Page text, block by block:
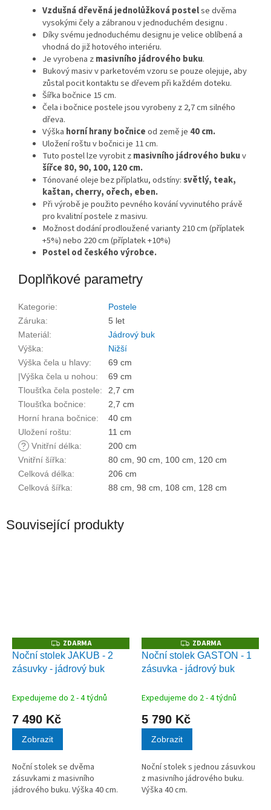
Vzdušná dřevěná jednolůžková postelse dvěma
vysokými čely a zábranou v jednoduchém designu .
Díky svému jednoduchému designu je velice oblíbená a
vhodná do již hotového interiéru.
Je vyrobena zmasivního jádrového buku.
Bukový masiv v parketovém vzoru se pouze olejuje, aby
zůstal pocit kontaktu se dřevem při každém doteku.
Šířka bočnice 15 cm.
Čela i bočnice postele jsou vyrobeny z 2,7 cm silného
dřeva.
Výška horní hrany bočniceod země je 40 cm.
Uložení roštu v bočnici je 11 cm.
Tuto postel lze vyrobit zmasivního jádrového bukuv
šířce 80, 90, 100, 120 cm.
Tónované oleje bez příplatku, odstíny:světlý, teak,
kaštan, cherry, ořech, eben.
Při výrobě je použito pevného kování vyvinutého právě
pro kvalitní postele z masivu.
Možnost dodání prodloužené varianty 210 cm (příplatek
+5%) nebo 220 cm (příplatek +10%)
Postel od českého výrobce.
Doplňkové parametry
Kategorie:
Postele
Záruka:
5 let
Materiál:
Jádrový buk
Výška:
Nižší
Výška čela u hlavy:
69 cm
|Výška čela u nohou:
69 cm
Tloušťka čela postele:
2,7 cm
Tloušťka bočnice:
2,7 cm
Horní hrana bočnice:
40 cm
Uložení roštu:
11 cm
? Vnitřní délka:
200 cm
Vnitřní šířka:
80 cm, 90 cm, 100 cm, 120 cm
Celková délka:
206 cm
Celková šířka: 88 cm, 98 cm, 108 cm, 128 cm
Související produkty
Z
D
A
R
ZDARMA
Noční stolek JAKUB - 2
zásuvky - jádrový buk
Expedujeme do 2 - 4 týdnů
7 490 Kč
Zobrazit
Noční stolek se dvěma
zásuvkami z masivního
jádrového buku. Výška 40 cm.
Z
D
A
R
ZDARMA
Noční stolek GASTON - 1
zásuvka - jádrový buk
Expedujeme do 2 - 4 týdnů
5 790 Kč
Zobrazit
Noční stolek s jednou zásuvkou
z masivního jádrového buku.
Výška 40 cm.